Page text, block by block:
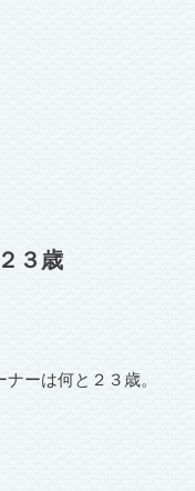
３歳
ーは何と２３歳。